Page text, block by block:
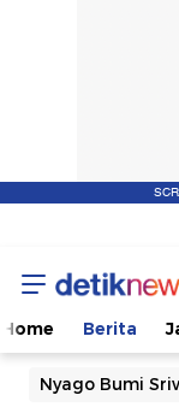
Home Berita
Nyago Bumi